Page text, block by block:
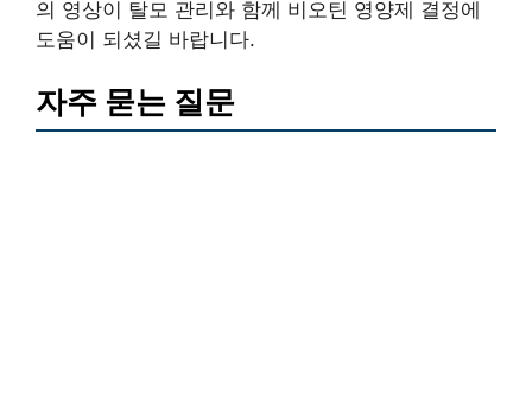
의 영상이 탈모 관리와 함께 비오틴 영양제 결정에
도움이 되셨길 바랍니다.
자주 묻는 질문